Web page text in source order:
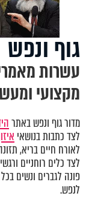
גוף ונפש
עשרות
מקצועי
מדור גוף ונפש באתר
לצד כתבות בנושאי
לאורח חיים בריא,
לצד כלים רוחניים
פונה לגברים ונשים
לנפש.